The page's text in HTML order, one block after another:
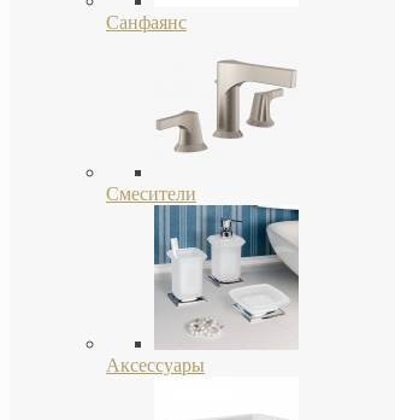
Санфаянс
Смесители
Аксессуары